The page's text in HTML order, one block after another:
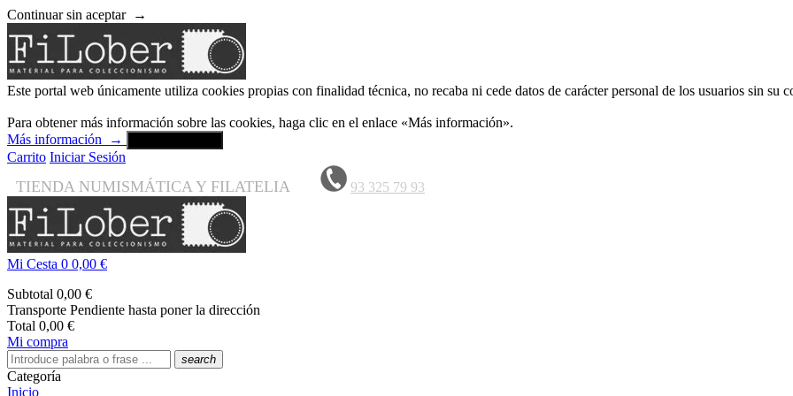
Continuar sin aceptar →
Este portal web únicamente utiliza cookies propias con finalidad técnica, no recaba ni cede datos de carácter personal de los usuarios sin su
Para obtener más información sobre las cookies, haga clic en el enlace «Más información».
Más información
→
Carrito Iniciar Sesión
TIENDA NUMISMÁTICA Y FILATELIA 93 325 79 93
Mi Cesta 0 0,00 €
Subtotal 0,00 €
Transporte Pendiente hasta poner la dirección
Total 0,00 €
Mi compra
search
Categoría
Inicio